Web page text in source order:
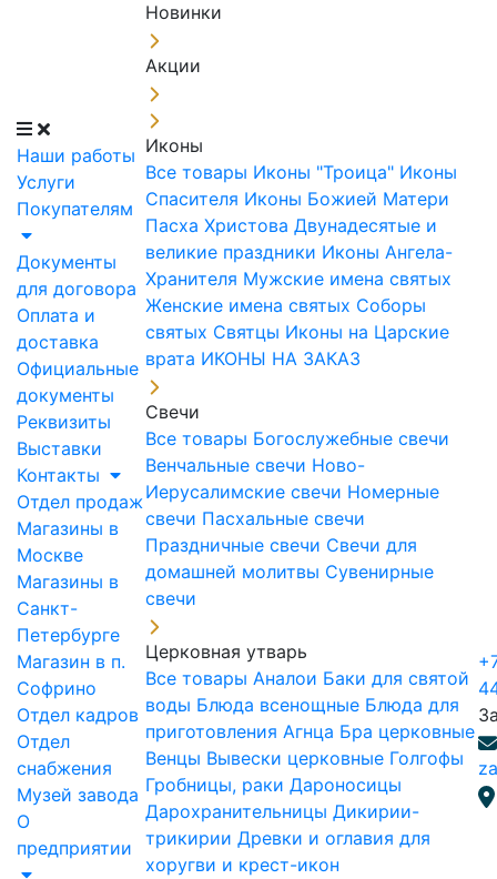
Наши работы
Услуги
Покупателям
Документы
для договора
Оплата и
доставка
Официальные
документы
Реквизиты
Выставки
Контакты
Отдел продаж
Магазины в
Москве
Магазины в
Санкт-
Петербурге
Магазин в п.
Софрино
Отдел кадров
Отдел
снабжения
Музей завода
О
предприятии
Новинки
Акции
Иконы
Все товары Иконы "Троица" Иконы
Спасителя Иконы Божией Матери
Пасха Христова Двунадесятые и
великие праздники Иконы Ангела-
Хранителя Мужские имена святых
Женские имена святых Соборы
святых Святцы Иконы на Царские
врата ИКОНЫ НА ЗАКАЗ
Свечи
Все товары Богослужебные свечи
Венчальные свечи Ново-
Иерусалимские свечи Номерные
свечи Пасхальные свечи
Праздничные свечи Свечи для
домашней молитвы Сувенирные
свечи
Церковная утварь
Все товары Аналои Баки для святой
воды Блюда всенощные Блюда для
приготовления Агнца Бра церковные
Венцы Вывески церковные Голгофы
Гробницы, раки Дароносицы
Дарохранительницы Дикирии-
трикирии Древки и оглавия для
хоругви и крест-икон